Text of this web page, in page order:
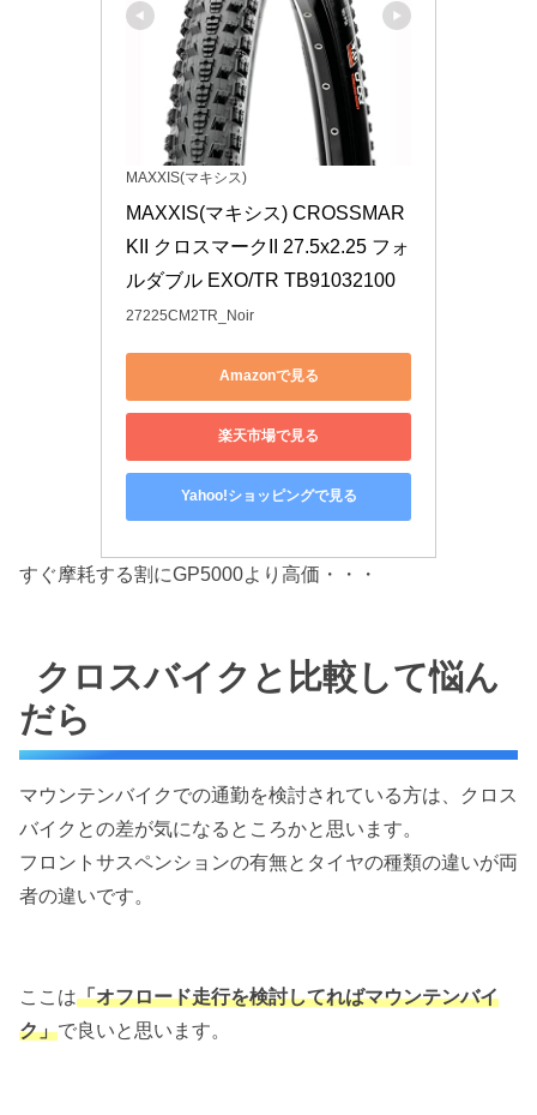
MAXXIS(マキシス)
MAXXIS(マキシス) CROSSMAR
KII クロスマークII 27.5x2.25 フォ
ルダブル EXO/TR TB91032100
27225CM2TR_Noir
Amazonで見る
楽天市場で見る
Yahoo!ショッピングで見る
すぐ摩耗する割にGP5000より高価・・・
クロスバイクと比較して悩ん
だら
マウンテンバイクでの通勤を検討されている方は、クロス
バイクとの差が気になるところかと思います。
フロントサスペンションの有無とタイヤの種類の違いが両
者の違いです。
ここは「オフロード走行を検討してればマウンテンバイ
ク」で良いと思います。